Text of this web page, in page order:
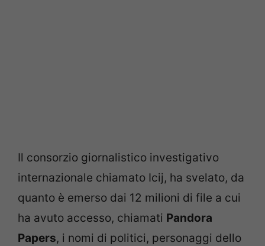
Il consorzio giornalistico investigativo
internazionale chiamato Icij, ha svelato, da
quanto è emerso dai 12 milioni di file a cui
ha avuto accesso, chiamati Pandora
Papers, i nomi di politici, personaggi dello